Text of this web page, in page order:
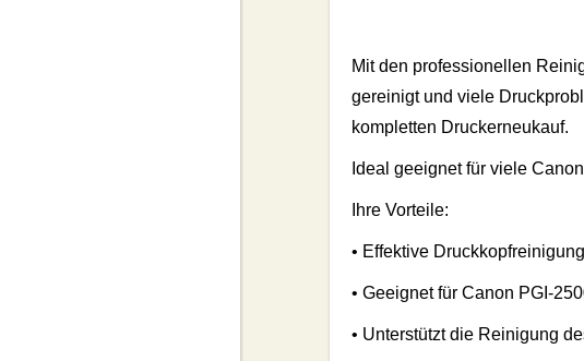
Mit den professionellen
gereinigt und viele
kompletten Druckerneukauf.
Ideal geeignet für viele
Ihre Vorteile:
• Effektive
• Geeignet für Canon PGI-
• Unterstützt die Reinigung